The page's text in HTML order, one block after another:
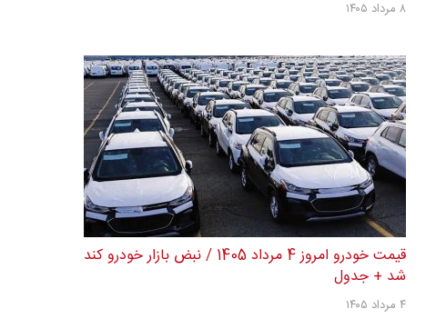
۸ مرداد ۱۴۰۵
قیمت خودرو امروز 4 مرداد 1405 / نبض بازار خودرو کند
شد + جدول
۴ مرداد ۱۴۰۵